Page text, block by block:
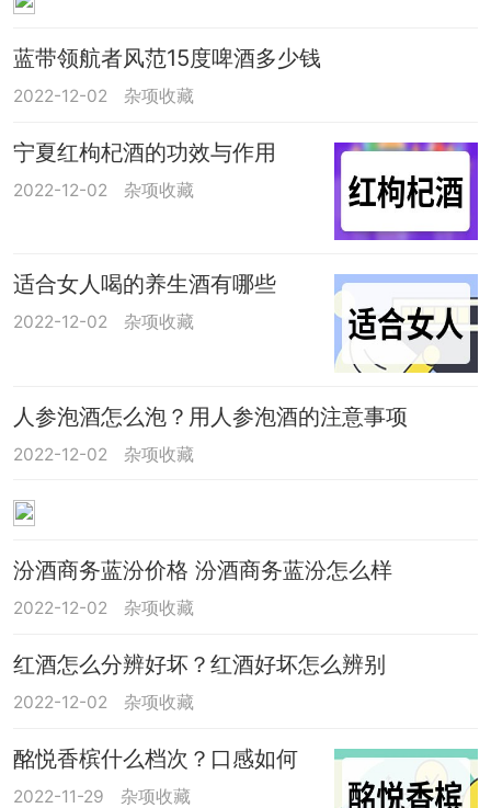
蓝带领航者风范15度啤酒多少钱
2022-12-02 杂项收藏
宁夏红枸杞酒的功效与作用
2022-12-02 杂项收藏
适合女人喝的养生酒有哪些
2022-12-02 杂项收藏
人参泡酒怎么泡？用人参泡酒的注意事项
2022-12-02 杂项收藏
汾酒商务蓝汾价格 汾酒商务蓝汾怎么样
2022-12-02 杂项收藏
红酒怎么分辨好坏？红酒好坏怎么辨别
2022-12-02 杂项收藏
酩悦香槟什么档次？口感如何
2022-11-29 杂项收藏